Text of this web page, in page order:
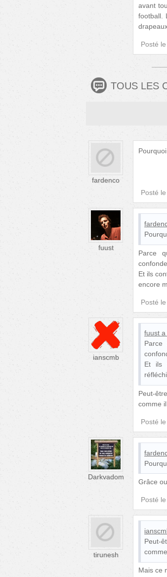
avant
football.
Posté le
TOUS LES
fardenco
Posté le
fuust
Parce
Et ils
encore
Posté le
ianscmb
fuust a
Parce
Et ils
Peut-
comme
Posté le
Darkvadom
Grâce
Posté le
tirunesh
Peut-
Mais ce